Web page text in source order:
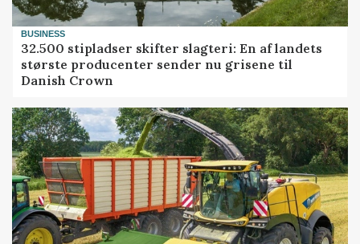
BUSINESS
32.500 stipladser skifter slagteri: En af landets
største producenter sender nu grisene til
Danish Crown